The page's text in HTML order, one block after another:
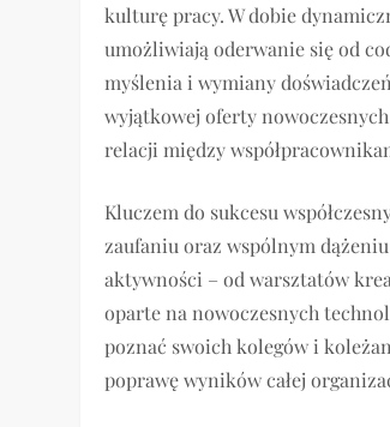
kulturę pracy. W dobie
umożliwiają oderwanie się od
myślenia i wymiany
wyjątkowej oferty
relacji między
Kluczem do sukcesu
zaufaniu oraz wspólnym
aktywności – od warsztatów
oparte na nowoczesnych
poznać swoich kolegów i
poprawę wyników całej